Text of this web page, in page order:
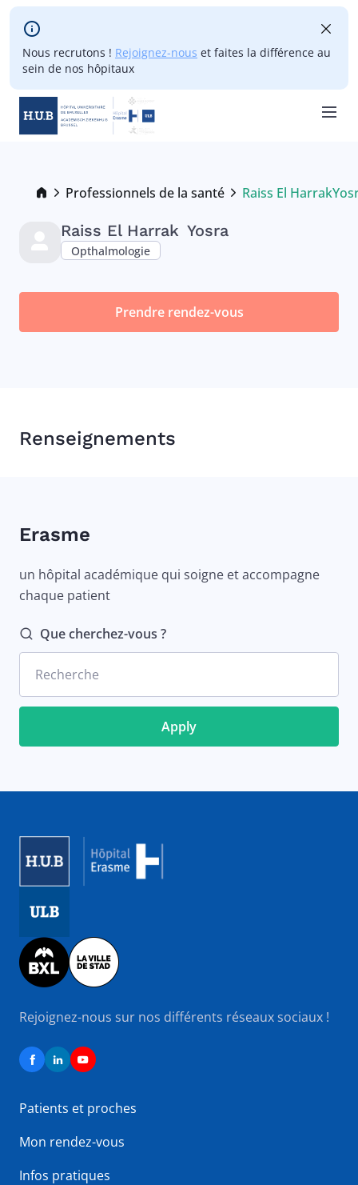
Skip to main content
Nous recrutons ! Rejoignez-nous et faites la différence au
sein de nos hôpitaux
Breadcrumb
Professionnels de la santé
Current:
Raiss El Harrak
Raiss El Harrak Yosra
Opthalmologie
Prendre rendez-vous
Renseignements
Erasme
un hôpital académique qui soigne et accompagne
chaque patient
Que cherchez-vous ?
Recherche
Image
Rejoignez-nous sur nos différents réseaux sociaux !
Patients et proches
Mon rendez-vous
Infos pratiques